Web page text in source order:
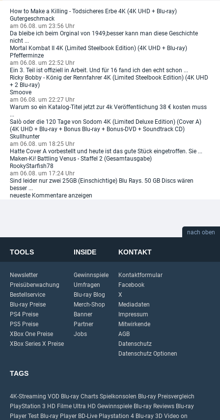
How to Make a Killing - Todsicheres Erbe 4K (4K UHD + Blu-ray)
Gutergeschmack
am 06.08. um 23:56 Uhr
Da bleibe ich beim Orginal von 1949,besser kann man diese Geschichte
nicht ...
Mortal Kombat II 4K (Limited Steelbook Edition) (4K UHD + Blu-ray)
Pfefferminze
am 06.08. um 22:52 Uhr
Ein 3. Teil ist offiziell in Arbeit. Und für 16 fand ich den echt schon ...
Ricky Bobby - König der Rennfahrer 4K (Limited Steelbook Edition) (4K UHD
+ 2 Blu-ray)
Smoove
am 06.08. um 22:27 Uhr
Warum so ein Katalog-Titel jetzt zur 4k Veröffentlichung 38 € kosten muss
...
Salò oder die 120 Tage von Sodom 4K (Limited Deluxe Edition) (Cover A)
(4K UHD + Blu-ray + Bonus Blu-ray + Bonus-DVD + Soundtrack CD)
Skullhunter
am 06.08. um 18:25 Uhr
Hatte Cover A vorbestellt und heute ist das gute Stück eingetroffen. Sie ...
Maken-Ki! Battling Venus - Staffel 2 (Gesamtausgabe)
RookyStarfish78
am 06.08. um 17:24 Uhr
Sind leider nur zwei 25GB (Einschichtige) Blu Rays. 50 GB Discs wären
besser ...
neueste Kommentare anzeigen
nach oben
TOOLS
Newsletter
Preisüberwachung
Bestellservice
Blu-ray Preise
PS4 Preise
PS5 Preise
XBox One Preise
XBox Series X Preise
INSIDE
Gewinnspiele
Umfragen
Blu-ray Blog
Merch-Shop
Banner
Partner
Jobs
KONTAKT
Kontaktformular
Facebook
X
Mediadaten
Impressum
Mitwirkende
AGB
Datenschutz
Datenschutz Optionen
TAGS
4K-Streaming VOD Blu-ray Charts Spielkonsolen Blu-ray Preisvergleich
PlayStation 3 HD Filme Ultra HD Gewinnspiele Blu-ray Reviews Blu-ray
Player Test Blu-ray Player BD-Live Playstation 4 Blu-ray 3D Video on